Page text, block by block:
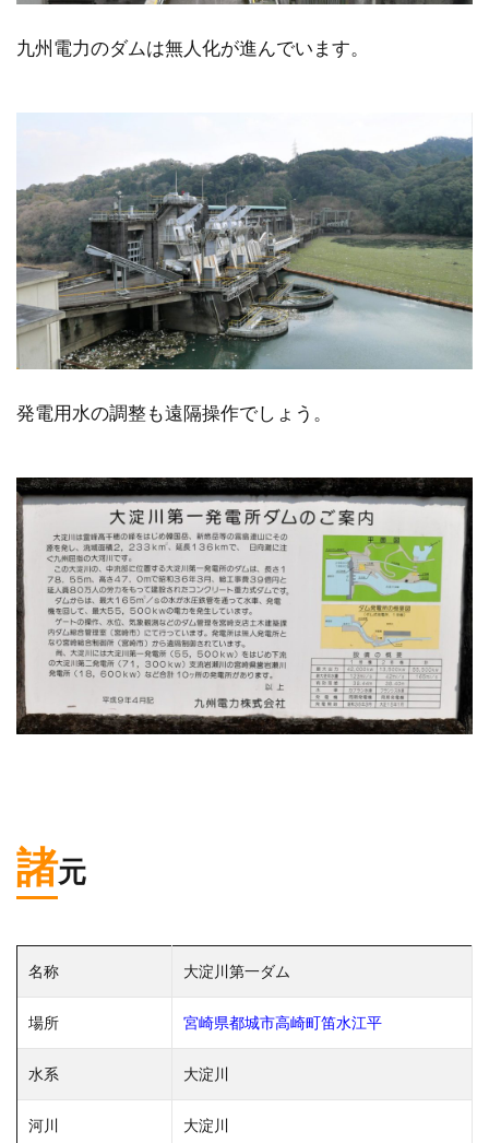
九州電力のダムは無人化が進んでいます。
発電用水の調整も遠隔操作でしょう。
諸元
名称 大淀川第一ダム
場所 宮崎県都城市高崎町笛水江平
水系 大淀川
河川 大淀川